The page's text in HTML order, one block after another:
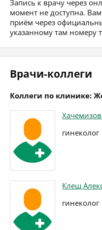
Запись к врачу через
момент не доступна.
приём через
указанному там номеру
Врачи-коллеги
Коллеги по клинике:
гинеколог
Клещ
гинеколог